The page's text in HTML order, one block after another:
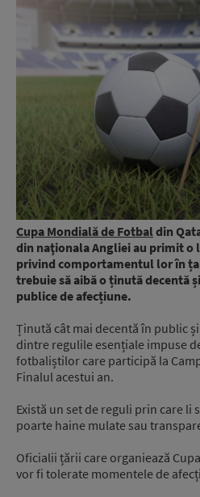
Cupa Mondială de Fotbaldin
din naţionala Angliei au primit o
privind comportamentul lor în
trebuie să aibă o ținută decentă
publice de afecțiune.
Ținută cât mai decentă în public
dintre regulile esențiale impuse
fotbaliștilor care participă la
Finalul acestui an.
Există un set de reguli prin care li
poarte haine mulate sau
Oficialii țării care organiează
vor fi tolerate momentele de